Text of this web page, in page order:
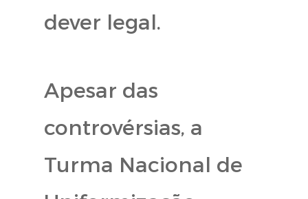
dever legal.
Apesar das
controvérsias, a
Turma Nacional de